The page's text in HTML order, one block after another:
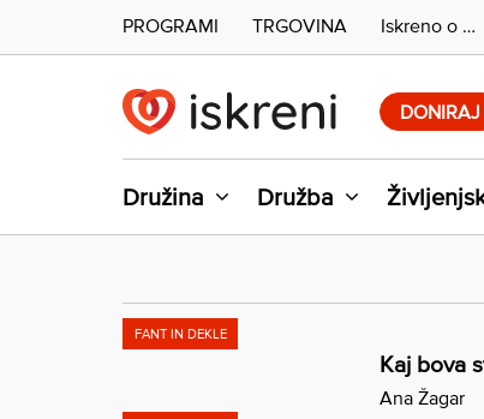
DONIRAJ
Družina Družba
PROGRAMI TRGOVINA Iskreno o …
FANT IN DEKLE
Kaj bova
Ana Žagar